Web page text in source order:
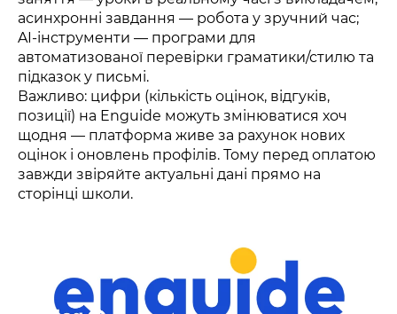
асинхронні завдання — робота у зручний час;
AI-інструменти — програми для
автоматизованої перевірки граматики/стилю та
підказок у письмі.
Важливо: цифри (кількість оцінок, відгуків,
позиції) на Enguide можуть змінюватися хоч
щодня — платформа живе за рахунок нових
оцінок і оновлень профілів. Тому перед оплатою
завжди звіряйте актуальні дані прямо на
сторінці школи.